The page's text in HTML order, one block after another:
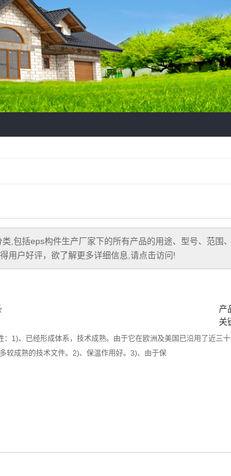
类,包括eps构件生产厂家下的所有产品的用途、型号、范围
用户好评，欲了解更多详细信息,请点击访问!
产
关
：1)、已经形成体系，技术成熟。由于它在欧洲及美国已沿用了近
较成熟的技术文件。2)、保温作用好。3)、由于保